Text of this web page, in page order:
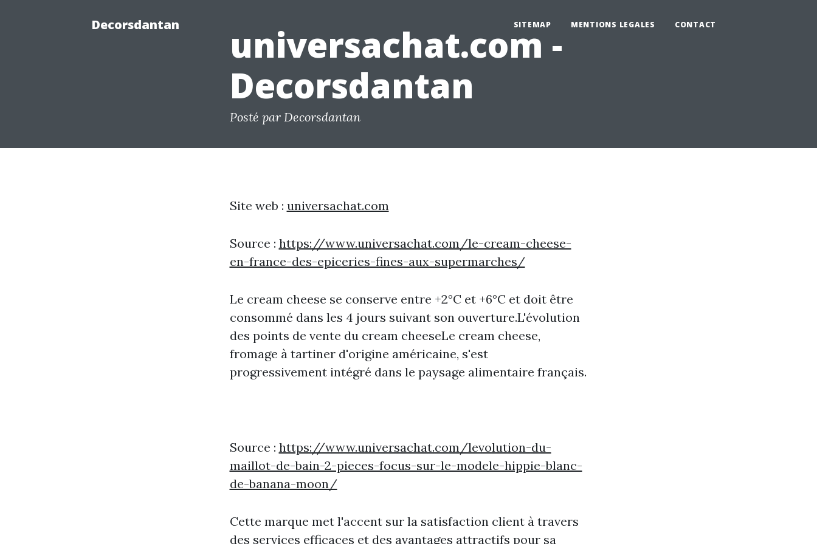
Decorsdantan SITEMAP MENTIONS LEGALES CONTACT
universachat.com -
Decorsdantan
Posté par Decorsdantan
Site web : universachat.com
Source : https://www.universachat.com/le-cream-cheese-
en-france-des-epiceries-fines-aux-supermarches/
Le cream cheese se conserve entre +2°C et +6°C et doit être
consommé dans les 4 jours suivant son ouverture.L'évolution
des points de vente du cream cheeseLe cream cheese,
fromage à tartiner d'origine américaine, s'est
progressivement intégré dans le paysage alimentaire français.
Source : https://www.universachat.com/levolution-du-
maillot-de-bain-2-pieces-focus-sur-le-modele-hippie-blanc-
de-banana-moon/
Cette marque met l'accent sur la satisfaction client à travers
des services efficaces et des avantages attractifs pour sa